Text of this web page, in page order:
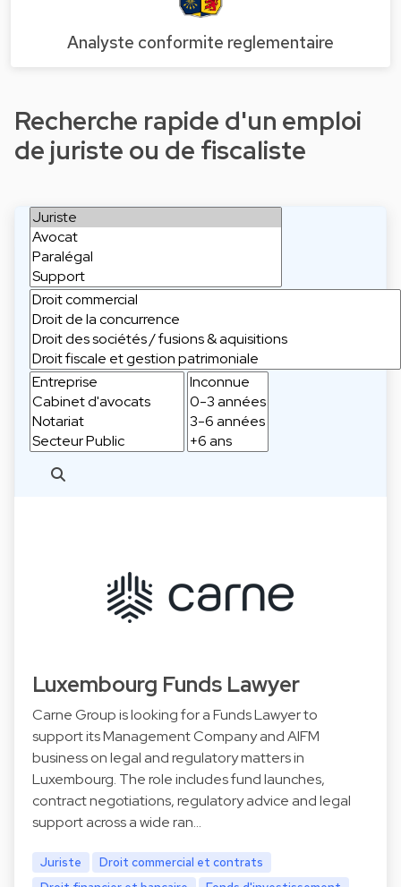
Analyste conformite reglementaire
Recherche rapide d'un emploi
de juriste ou de fiscaliste
Luxembourg Funds Lawyer
Carne Group is looking for a Funds Lawyer to
support its Management Company and AIFM
business on legal and regulatory matters in
Luxembourg. The role includes fund launches,
contract negotiations, regulatory advice and legal
support across a wide ran…
Juriste
Droit commercial et contrats